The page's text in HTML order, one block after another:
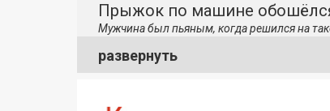
Прыжок по машине
Мужчина был пьяным, когда решился на
развернуть